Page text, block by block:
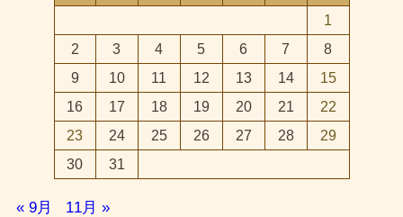
1
2
3 4 5 6 7
8
9
10 11 12 13 14
15
16
17 18 19 20 21
22
23
24 25 26 27 28
29
30
31
« 9月
11月 »